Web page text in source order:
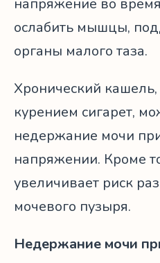
напряжение во
ослабить мышцы,
органы малого таза.
Хронический
курением сигарет,
недержание мочи
напряжении. Кроме
увеличивает риск
мочевого пузыря.
Недержание мочи